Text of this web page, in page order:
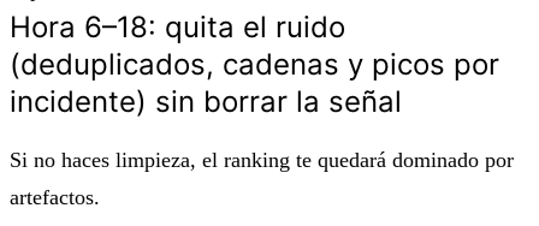
Hora 6–18: quita el ruido
(deduplicados, cadenas y picos por
incidente) sin borrar la señal
Si no haces limpieza, el ranking te quedará dominado por
artefactos.